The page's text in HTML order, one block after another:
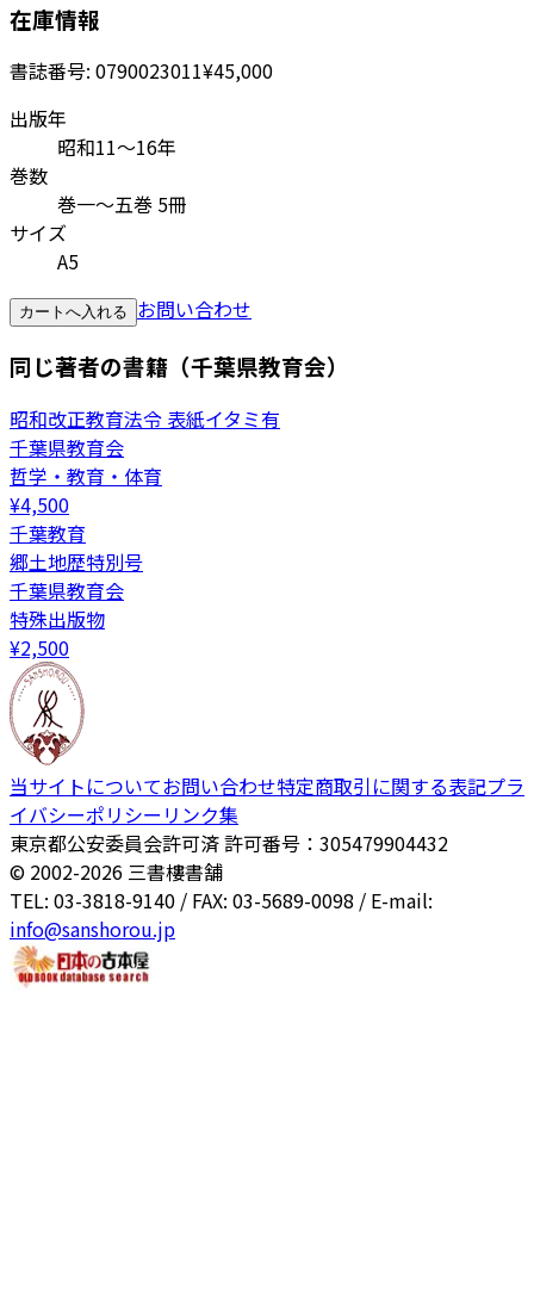
在庫情報
書誌番号: 0790023011¥45,000
出版年
昭和11～16年
巻数
巻一〜五巻 5冊
サイズ
A5
カートへ入れる お問い合わせ
同じ著者の書籍（千葉県教育会）
昭和改正教育法令 表紙イタミ有
千葉県教育会
哲学・教育・体育
¥4,500
千葉教育
郷土地歴特別号
千葉県教育会
特殊出版物
¥2,500
当サイトについてお問い合わせ特定商取引に関する表記プラ
イバシーポリシー リンク集
東京都公安委員会許可済 許可番号：305479904432
© 2002-2026 三書樓書舗
TEL: 03-3818-9140 / FAX: 03-5689-0098 / E-mail:
info@sanshorou.jp